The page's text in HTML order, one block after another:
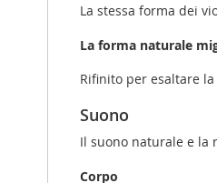
La stessa forma dei
La forma naturale
Rifinito per esaltare
Suono
Il suono naturale e la
Corpo